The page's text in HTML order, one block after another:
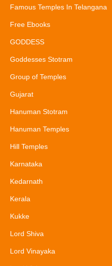
Famous Temples In Telangana
Free Ebooks
GODDESS
Goddesses Stotram
Group of Temples
Gujarat
Hanuman Stotram
Hanuman Temples
Hill Temples
Karnataka
Kedarnath
Kerala
Kukke
Lord Shiva
Lord Vinayaka